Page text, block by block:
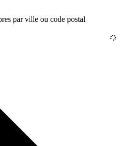
par ville ou code postal